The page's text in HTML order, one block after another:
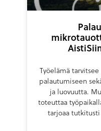
Työelämä
palautumiseen
ja luovuutta.
toteuttaa
tarjoaa